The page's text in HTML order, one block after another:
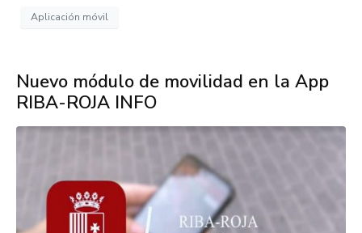
Aplicación móvil
Nuevo módulo de movilidad en la App
RIBA-ROJA INFO